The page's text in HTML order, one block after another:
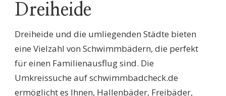
Dreiheide
Dreiheide und die umliegenden Städte bieten
eine Vielzahl von Schwimmbädern, die perfekt
für einen Familienausflug sind. Die
Umkreissuche auf schwimmbadcheck.de
ermöglicht es Ihnen, Hallenbäder, Freibäder,